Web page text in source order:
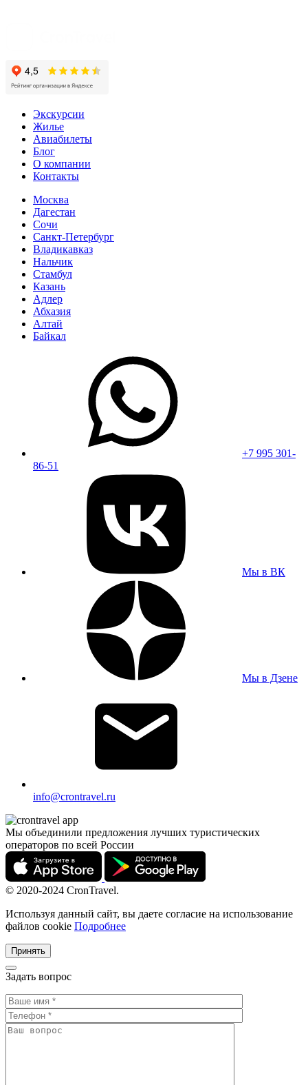
Экскурсии
Жилье
Авиабилеты
Блог
О компании
Контакты
Москва
Дагестан
Сочи
Санкт-Петербург
Владикавказ
Нальчик
Стамбул
Казань
Адлер
Абхазия
Алтай
Байкал
+7 995 301-
86-51
Мы в ВК
Мы в Дзене
info@crontravel.ru
Мы объединили предложения лучших туристических
операторов по всей России
© 2020-2024 CronTravel.
Используя данный сайт, вы даете согласие на использование
файлов cookie Подробнее
Принять
Задать вопрос